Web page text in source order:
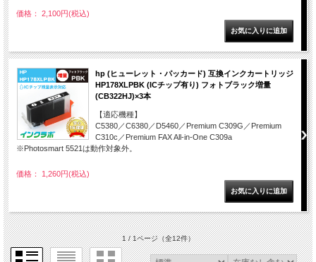
価格： 2,100円(税込)
hp (ヒューレット・パッカード) 互換インクカートリッジ
HP178XLPBK (ICチップ有り) フォトブラック増量
(CB322HJ)×3本
【適応機種】
C5380／C6380／D5460／Premium C309G／Premium
C310c／Premium FAX All-in-One C309a
※Photosmart 5521は動作対象外。
価格： 1,260円(税込)
1 / 1ページ（全12件）